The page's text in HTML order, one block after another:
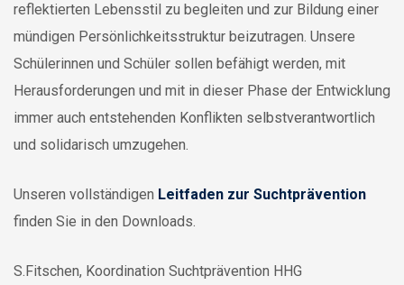
reflektierten Lebensstil zu begleiten und zur Bildung einer
mündigen Persönlichkeitsstruktur beizutragen. Unsere
Schülerinnen und Schüler sollen befähigt werden, mit
Herausforderungen und mit in dieser Phase der Entwicklung
immer auch entstehenden Konflikten selbstverantwortlich
und solidarisch umzugehen.
Unseren vollständigen Leitfaden zur Suchtprävention
finden Sie in den Downloads.
S.Fitschen, Koordination Suchtprävention HHG